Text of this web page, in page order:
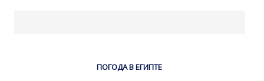
ПОГОДА В ЕГИПТЕ